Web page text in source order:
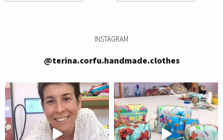
INSTAGRAM
@terina.corfu.handmade.clothes